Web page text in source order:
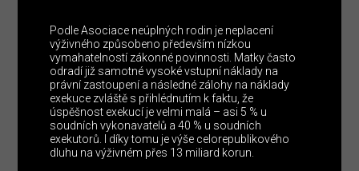
Podle Asociace neúplných rodin je neplacení
výživného způsobeno především nízkou
vymahatelností zákonné povinnosti. Matky často
odradí již samotné vysoké vstupní náklady na
právní zastoupení a následné zálohy na náklady
exekuce zvláště s přihlédnutím k faktu, že
úspěšnost exekucí je velmi malá – asi 5 % u
soudních vykonavatelů a 40 % u soudních
exekutorů. I díky tomu je výše celorepublikového
dluhu na výživném přes 13 miliard korun.